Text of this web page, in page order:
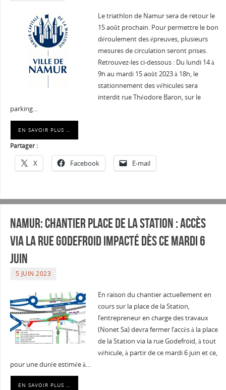
Le triathlon de Namur sera de retour le
15 août prochain. Pour permettre le bon
déroulement des épreuves, plusieurs
mesures de circulation seront prises.
Retrouvez-les ci-dessous : Du lundi 14 à
9h au mardi 15 août 2023 à 18h, le
stationnement des véhicules sera
interdit rue Théodore Baron, sur le
parking…
EN SAVOIR PLUS …
Partager :
X Facebook E-mail
Namur: Chantier place de la Station : accès
via la rue Godefroid impacté dès ce mardi 6
juin
5 JUIN 2023
En raison du chantier actuellement en
cours sur la place de la Station,
l’entrepreneur en charge des travaux
(Nonet Sa) devra fermer l’accès à la place
de la Station via la rue Godefroid, à tout
véhicule, à partir de ce mardi 6 juin et ce,
pour une durée estimée à…
EN SAVOIR PLUS …